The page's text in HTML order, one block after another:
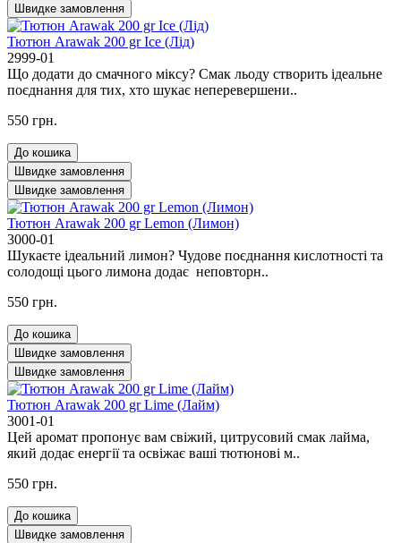
Швидке замовлення
Тютюн Arawak 200 gr Ice (Лід)
2999-01
Що додати до смачного міксу? Смак льоду створить ідеальне
поєднання для тих, хто шукає неперевершени..
550 грн.
До кошика
Швидке замовлення
Швидке замовлення
Тютюн Arawak 200 gr Lemon (Лимон)
3000-01
Шукаєте ідеальний лимон? Чудове поєднання кислотності та
солодощі цього лимона додає неповторн..
550 грн.
До кошика
Швидке замовлення
Швидке замовлення
Тютюн Arawak 200 gr Lime (Лайм)
3001-01
Цей аромат пропонує вам свіжий, цитрусовий смак лайма,
який додає енергії та освіжає ваші тютюнові м..
550 грн.
До кошика
Швидке замовлення